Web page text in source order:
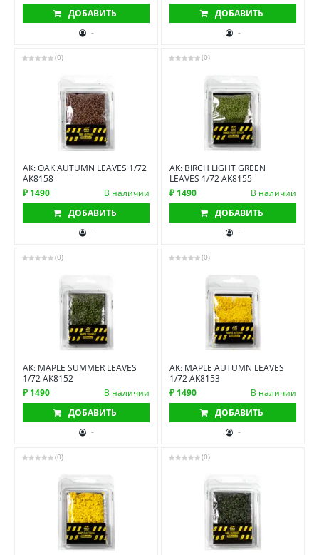
ДОБАВИТЬ
-
ДОБАВИТЬ
-
(0)
AK: OAK AUTUMN LEAVES 1/72
AK8158
₽ 1490
В наличии
ДОБАВИТЬ
-
(0)
AK: BIRCH LIGHT GREEN
LEAVES 1/72 AK8155
₽ 1490
В наличии
ДОБАВИТЬ
-
(0)
AK: MAPLE SUMMER LEAVES
1/72 AK8152
₽ 1490
В наличии
ДОБАВИТЬ
-
(0)
AK: MAPLE AUTUMN LEAVES
1/72 AK8153
₽ 1490
В наличии
ДОБАВИТЬ
-
(0) (0)